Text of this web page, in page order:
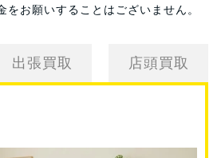
をお願いすることはございません。
出張買取 店頭買取